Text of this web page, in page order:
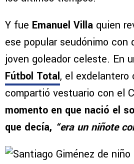
talentos surgidos de la
los últimos tiempos.
Y fueEmanuel Villaquien
ese popular seudónimo con
joven goleador celeste. En
Fútbol Total, el exdelantero
momento en que nació el